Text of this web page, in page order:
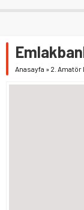
Anasayfa » 2. Amatör